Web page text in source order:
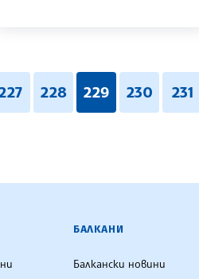
228 229 230 231
БАЛКАНИ
Балкански новини